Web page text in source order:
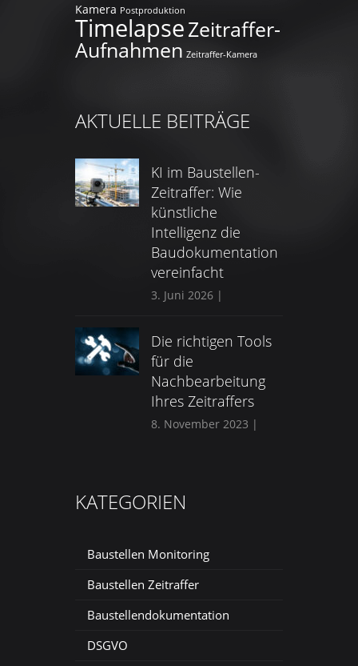
Kamera Postproduktion
TimelapseZeitraffer-
Aufnahmen Zeitraffer-Kamera
AKTUELLE BEITRÄGE
KI im Baustellen-
Zeitraffer: Wie
künstliche
Intelligenz die
Baudokumentation
vereinfacht
3. Juni 2026 |
Die richtigen Tools
für die
Nachbearbeitung
Ihres Zeitraffers
8. November 2023 |
KATEGORIEN
Baustellen Monitoring
Baustellen Zeitraffer
Baustellendokumentation
DSGVO